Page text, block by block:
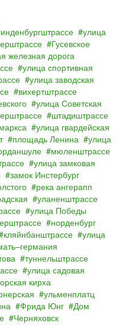
улица
Гусевское
железная дорога
улица спортивная
улица заводская
вихертштрассе
улица Советская
штадиштрассе
улица гвардейская
площадь Ленина
улица
мюленштрассе
улица замковая
замок Инстербург
река ангерапп
уланенштрассе
улица Победы
норденбург
кляйнбанштрассе
улица
туннельштрассе
улица садовая
кирха
ульменплатц
Фрида Юнг
Дом
Черняховск